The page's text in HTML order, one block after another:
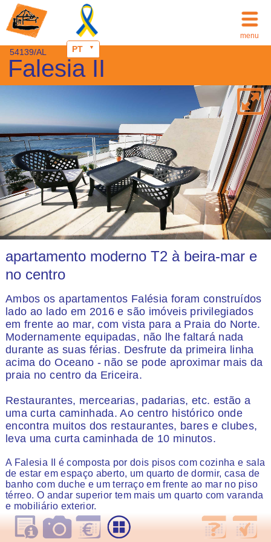
PT
54139/AL
Falesia II
apartamento moderno T2 à beira-mar e
no centro
Ambos os apartamentos Falésia foram construídos
lado ao lado em 2016 e são imóveis privilegiados
em frente ao mar, com vista para a Praia do Norte.
Modernamente equipadas, não lhe faltará nada
durante as suas férias. Desfrute da primeira linha
acima do Oceano - não se pode aproximar mais da
praia no centro da Ericeira.
Restaurantes, mercearias, padarias, etc. estão a
uma curta caminhada. Ao centro histórico onde
encontra muitos dos restaurantes, bares e clubes,
leva uma curta caminhada de 10 minutos.
A Falesia II é composta por dois pisos com cozinha e sala
de estar em espaço aberto, um quarto de dormir, casa de
banho com duche e um terraço em frente ao mar no piso
térreo. O andar superior tem mais um quarto com varanda
e mobiliário exterior.
Falesia I
menu